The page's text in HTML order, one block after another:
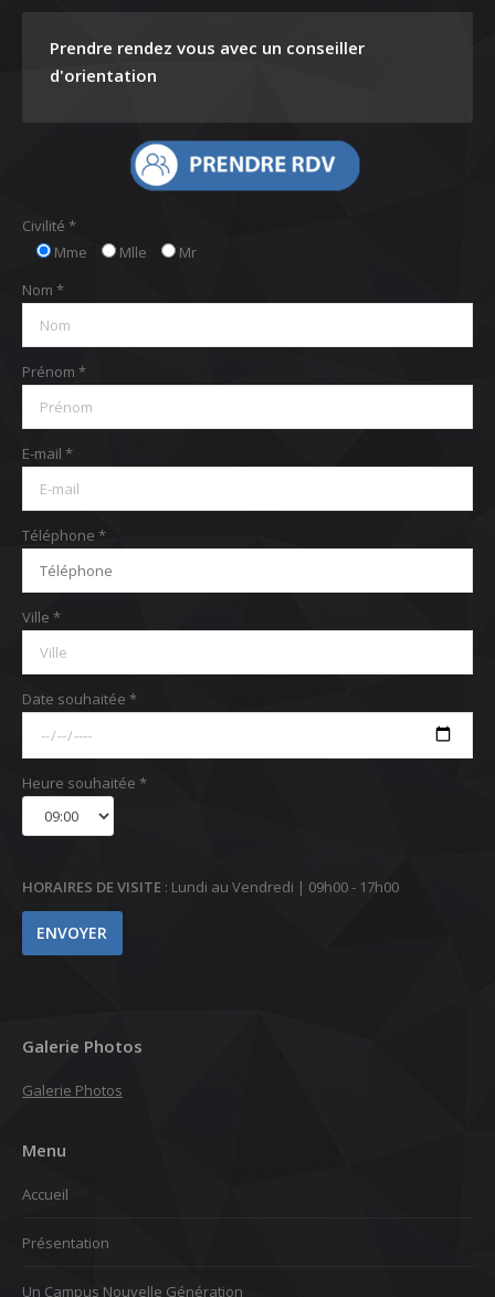
Prendre rendez vous avec un conseiller
d'orientation
Civilité *
Mme
Mlle
Mr
Nom *
Prénom *
E-mail *
Téléphone *
Ville *
Date souhaitée *
Heure souhaitée *
HORAIRES DE VISITE : Lundi au Vendredi | 09h00 - 17h00
Galerie Photos
Galerie Photos
Menu
Accueil
Présentation
Un Campus Nouvelle Génération